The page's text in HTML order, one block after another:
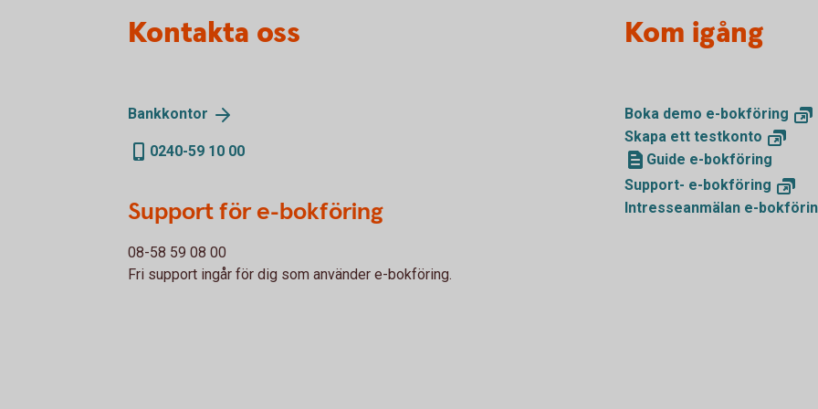
Kontakta oss
Bankkontor
0240-59 10 00
Support för e-bokföring
08-58 59 08 00
Fri support ingår för dig som använder e-bokföring.
Kom igång
Boka demo e-bokföring
Skapa ett testkonto
Guide e-bokföring
Support- e-bokföring
Intresseanmälan e-